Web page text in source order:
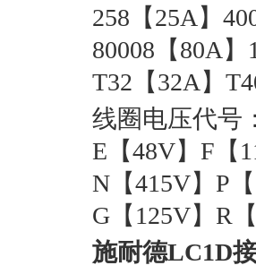
258【25A】
80008【80A
T32【32A】
线圈电压代号
E【48V】F【
N【415V】P
G【125V】R
施耐德LC1D